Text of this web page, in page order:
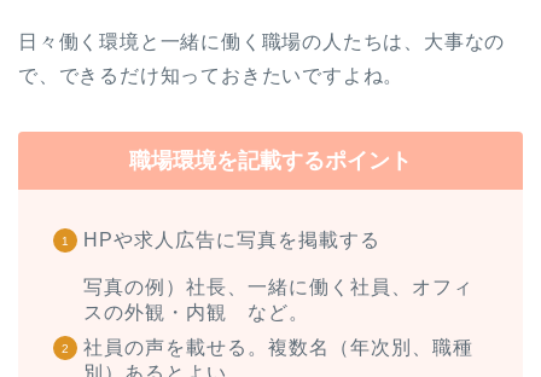
日々働く環境と一緒に働く職場の人たちは、大事なの
で、できるだけ知っておきたいですよね。
職場環境を記載するポイント
HPや求人広告に写真を掲載する
写真の例）社長、一緒に働く社員、オフィ
スの外観・内観 など。
社員の声を載せる。複数名（年次別、職種